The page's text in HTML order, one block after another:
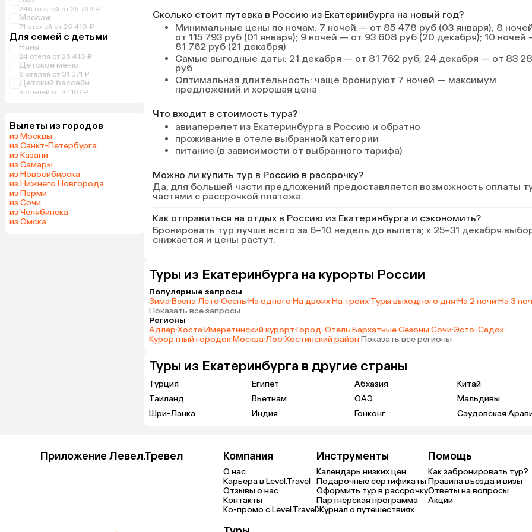
246 отелей от 25 799 ₽
Массаж
71 отелей от 26 410 ₽
Для семей с детьми
Няня
24 отеля от 26 410 ₽
Детское меню
6 отелей от 31 371 ₽
Детский бассейн
5 отелей от 31 167 ₽
Вылеты из городов
из Москвы
из Санкт-Петербурга
из Казани
из Самары
из Новосибирска
из Нижнего Новгорода
из Перми
из Сочи
из Челябинска
из Омска
спасибо «Азимуту» за теплый
приём, очень давно хотели в
него попасть ❤️
в
также в
очень
Сколько стоит путевка в Россию из Екатеринбурга на новый год?
Минимальные цены по ночам: 7 ночей — от 85 478 руб (03 января); 8
от 115 793 руб (01 января); 9 ночей — от 93 608 руб (20 декабря); 10 ночей
81 762 руб (21 декабря)
Самые выгодные даты: 21 декабря — от 81 762 руб; 24 декабря — от 83
руб
Оптимальная длительность: чаще бронируют 7 ночей — максимум
предложений и хорошая цена
Что входит в стоимость тура?
авиаперелет из Екатеринбурга в Россию и обратно
проживание в отеле выбранной категории
питание (в зависимости от выбранного тарифа)
Можно ли купить тур в Россию в рассрочку?
Да, для большей части предложений предоставляется возможность оплаты
частями с рассрочкой платежа.
Как отправиться на отдых в Россию из Екатеринбурга и сэкономить?
Бронировать тур лучше всего за 6–10 недель до вылета; к 25–31 декабря
снижается и цены растут.
Туры из Екатеринбурга на курорты России
Популярные запросы
Зима·Весна·Лето·Осень·На одного·На двоих·На троих·Туры выходного дня·На 2 ночи·На 3
Показать все запросы
Регионы
Адлер·Хоста·Имеретинский курорт·Город-Отель Бархатные Сезоны·Сочи·Эсто-Садок·
Курортный городок·Москва·Лоо·Хостинский район·Показать все регионы
Туры из Екатеринбурга в другие страны
Турция Египет Абхазия
Китай
Таиланд
Вьетнам ОАЭ
Мальдивы
Шри-Ланка
Индия Гонконг Саудовская
Приложение Левел.Тревел Компания
О нас
Карьера в Level.Travel
Отзывы о нас
Контакты
Ко-промо с Level.Travel
Инструменты
Календарь низких цен
Подарочные сертификаты
Оформить тур в рассрочку
Партнерская программа
Журнал о путешествиях
Помощь
Как забронировать тур?
Правила въезда и визы
Ответы на вопросы
Акции